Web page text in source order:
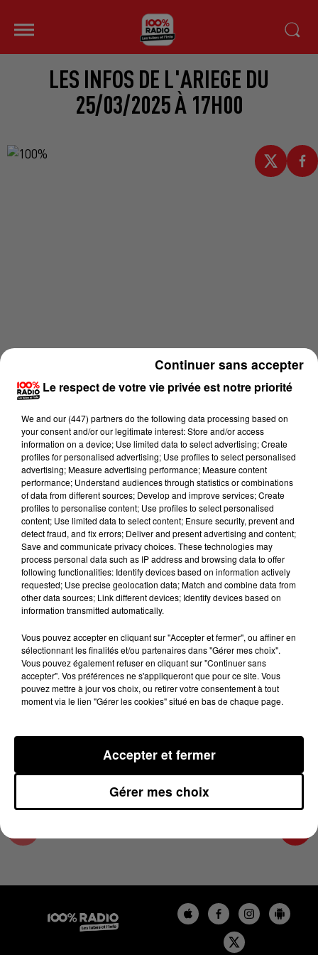
LES INFOS DE L'ARIEGE DU
25/03/2025 À 17H00
Lecture (4 min 15 sec)
100%
100% Radio les infos de l'Ariege
25 mars 2025 - 4 min 15 sec
LES INFOS DE L'ARIEGE DU 25/03/2025 À
17H00
Podcasts infos de l'Ariège
Le respect de votre vie privée est notre priorité
We and our (447) partnersdo the following data processing based on
your consent and/or our legitimate interest: Store and/or access
information on a device; Use limited data to select advertising; Create
profiles for personalised advertising; Use profiles to select personalised
advertising; Measure advertising performance; Measure content
performance; Understand audiences through statistics or combinations
of data from different sources; Develop and improve services; Create
profiles to personalise content; Use profiles to select personalised
content; Use limited data to select content; Ensure security, prevent and
detect fraud, and fix errors; Deliver and present advertising and content;
Save and communicate privacy choices. These technologies may
process personal data such as IP address and browsing data to offer
following functionalities: Identify devices based on information actively
requested; Use precise geolocation data; Match and combine data from
other data sources; Link different devices; Identify devices based on
information transmitted automatically.
Vous pouvez accepter en cliquant sur "Accepter et fermer", ou affiner en
sélectionnant les finalités et/ou partenaires dans "Gérer mes choix".
Vous pouvez également refuser en cliquant sur "Continuer sans
accepter". Vos préférences ne s'appliqueront que pour ce site. Vous
pouvez mettre à jour vos choix, ou retirer votre consentement à tout
moment via le lien "Gérer les cookies" situé en bas de chaque page.
Gérer mes choix
Accepter et fermer
Continuer sans accepter